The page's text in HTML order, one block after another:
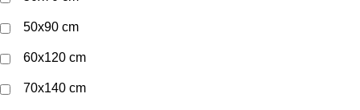
50x90 cm
60x120 cm
70x140 cm